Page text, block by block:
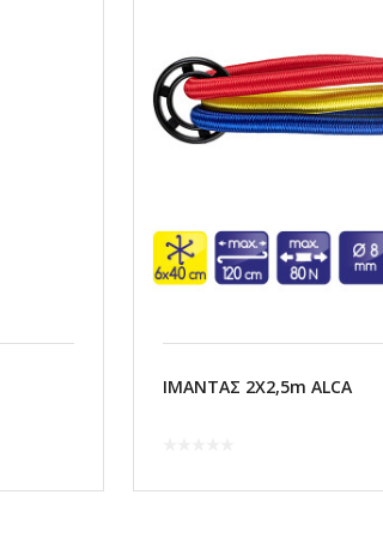
ΙΜΑΝΤΑΣ 2Χ2,5m ALCA